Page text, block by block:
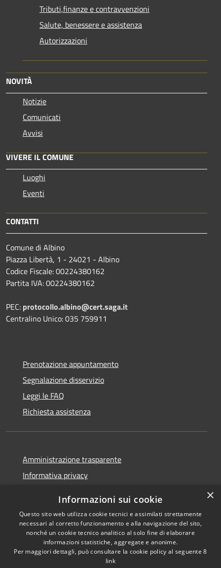
Tributi,finanze e contravvenzioni
Salute, benessere e assistenza
Autorizzazioni
NOVITÀ
Notizie
Comunicati
Avvisi
VIVERE IL COMUNE
Luoghi
Eventi
CONTATTI
Comune di Albino
Piazza Libertà, 1 - 24021 - Albino
Codice Fiscale: 00224380162
Partita IVA: 00224380162
PEC: protocollo.albino@cert.saga.it
Centralino Unico: 035 759911
Prenotazione appuntamento
Segnalazione disservizio
Leggi le FAQ
Richiesta assistenza
Amministrazione trasparente
Informativa privacy
Dichiarazione di accessibilità
RSS
Copyright © 2026 • Comune di
×
Informazioni sui cookie
Questo sito web utilizza cookie tecnici e assimilati strettamente
necessari al corretto funzionamento e alla navigazione del sito,
nonché un cookie tecnico analitico al solo fine di elaborare
informazioni statistiche, aggregate e anonime.
Per maggiori dettagli, può consultare la cookie policy al seguente8
link